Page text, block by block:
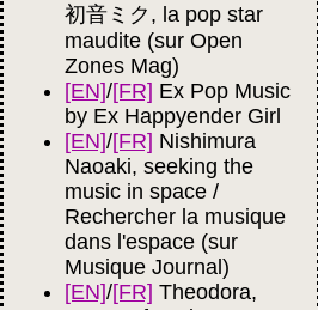
初音ミク, la pop star
maudite (sur Open
Zones Mag)
[EN]/[FR] Ex Pop Music
by Ex Happyender Girl
[EN]/[FR] Nishimura
Naoaki, seeking the
music in space /
Rechercher la musique
dans l'espace (sur
Musique Journal)
[EN]/[FR] Theodora,